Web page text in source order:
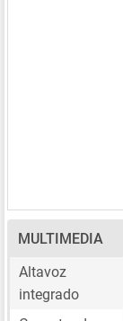
MULTIMEDIA
Altavoz
integrado